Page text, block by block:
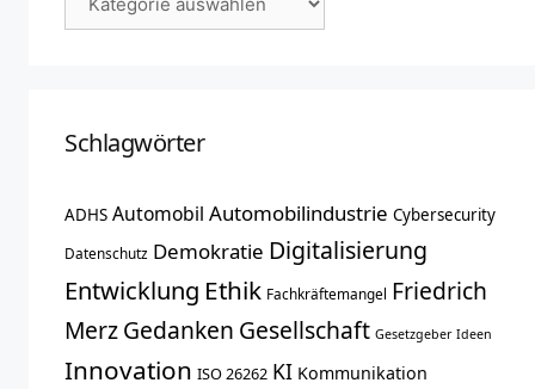
Schlagwörter
ADHS Automobil Automobilindustrie Cybersecurity
Datenschutz Demokratie Digitalisierung
Entwicklung Ethik Fachkräftemangel Friedrich
MerzGedanken Gesellschaft Gesetzgeber Ideen
Innovation ISO 26262 KI Kommunikation